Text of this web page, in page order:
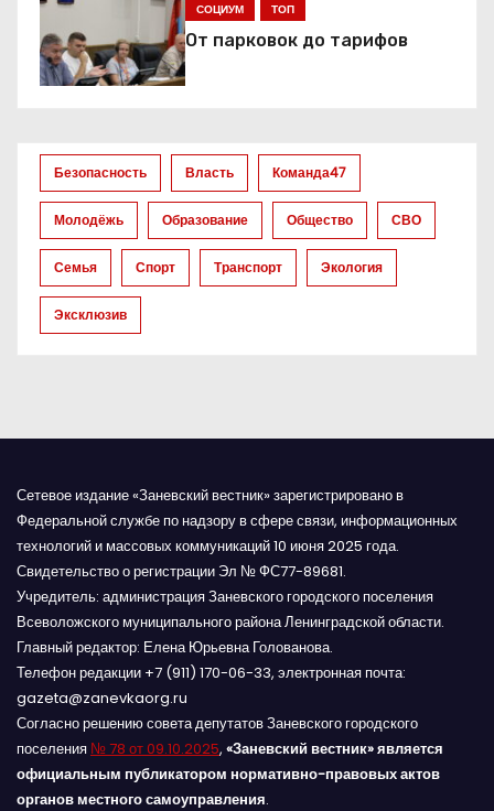
п
о
а
п
и
с
я
СОЦИУМ ТОП
От парковок до тарифов
Безопасность Власть Команда47
Молодёжь Образование Общество СВО
Семья Спорт Транспорт Экология
Эксклюзив
Сетевое издание «Заневский вестник» зарегистрировано в
Федеральной службе по надзору в сфере связи, информационных
технологий и массовых коммуникаций 10 июня 2025 года.
Свидетельство о регистрации Эл № ФС77-89681.
Учредитель: администрация Заневского городского поселения
Всеволожского муниципального района Ленинградской области.
Главный редактор: Елена Юрьевна Голованова.
Телефон редакции +7 (911) 170-06-33, электронная почта:
gazeta@zanevkaorg.ru
Согласно решению совета депутатов Заневского городского
поселения № 78 от 09.10.2025, «Заневский вестник» является
официальным публикатором нормативно-правовых актов
органов местного самоуправления.